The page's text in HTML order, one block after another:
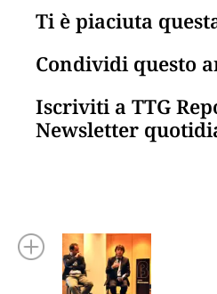
Ti è piaciuta
Condividi questo
Iscriviti a TTG
Newsletter